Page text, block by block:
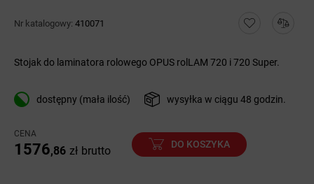
Nr katalogowy: 410071
Stojak do laminatora rolowego OPUS rolLAM 720 i 720 Super.
dostępny (mała ilość) wysyłka w ciągu 48 godzin.
CENA
1576,86 zł brutto
DO KOSZYKA